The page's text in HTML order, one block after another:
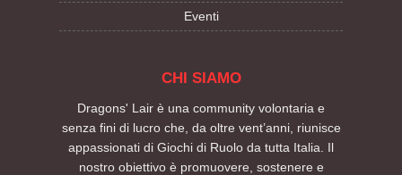
Eventi
CHI SIAMO
Dragons' Lair è una community volontaria e
senza fini di lucro che, da oltre vent’anni, riunisce
appassionati di Giochi di Ruolo da tutta Italia. Il
nostro obiettivo è promuovere, sostenere e